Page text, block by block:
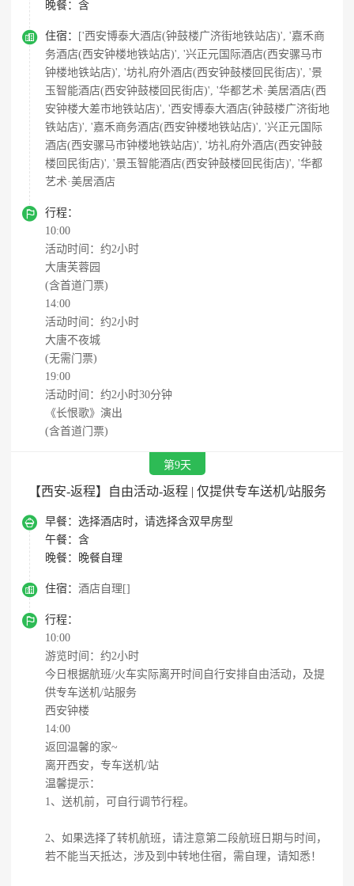
晚餐： 含
 住宿：
['西安博泰大酒店(钟鼓楼广济街地铁站店)', '嘉禾商
务酒店(西安钟楼地铁站店)', '兴正元国际酒店(西安骡马市
钟楼地铁站店)', '坊礼府外酒店(西安钟鼓楼回民街店)', '景
玉智能酒店(西安钟鼓楼回民街店)', '华都艺术·美居酒店(西
安钟楼大差市地铁站店)', '西安博泰大酒店(钟鼓楼广济街地
铁站店)', '嘉禾商务酒店(西安钟楼地铁站店)', '兴正元国际
酒店(西安骡马市钟楼地铁站店)', '坊礼府外酒店(西安钟鼓
楼回民街店)', '景玉智能酒店(西安钟鼓楼回民街店)', '华都
艺术·美居酒店

行程：
10:00
活动时间：约2小时
大唐芙蓉园
(含首道门票)
14:00
活动时间：约2小时
大唐不夜城
(无需门票)
19:00
活动时间：约2小时30分钟
《长恨歌》演出
(含首道门票)
第9天
【西安-返程】自由活动-返程 | 仅提供专车送机/站服务
 早餐： 选择酒店时，请选择含双早房型
午餐： 含
晚餐：
晚餐自理
 住宿： 酒店自理[]

行程：
10:00
游览时间：约2小时
今日根据航班/火车实际离开时间自行安排自由活动，及提
供专车送机/站服务
西安钟楼
14:00
返回温馨的家~
离开西安，专车送机/站
温馨提示：
1、送机前，可自行调节行程。
2、如果选择了转机航班，请注意第二段航班日期与时间，
若不能当天抵达，涉及到中转地住宿，需自理，请知悉！